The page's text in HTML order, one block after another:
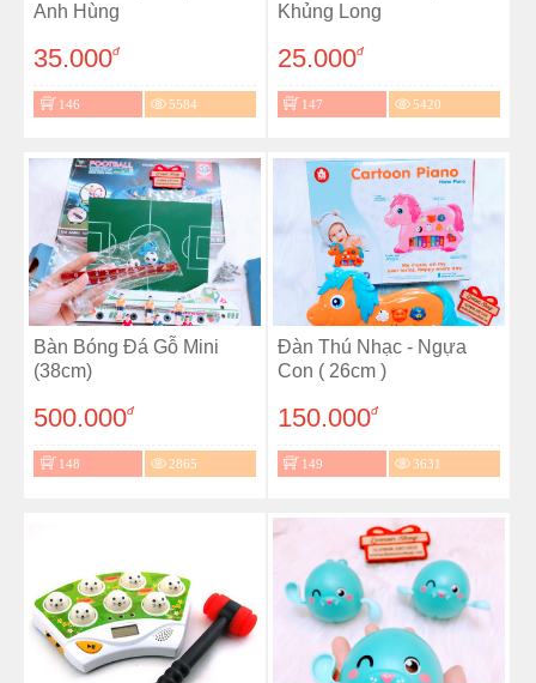
Anh Hùng
35.000đ
146 5584
Khủng Long
25.000đ
147 5420
Bàn Bóng Đá Gỗ Mini
(38cm)
500.000đ
148 2865
Đàn Thú Nhạc - Ngựa
Con ( 26cm )
150.000đ
149 3631